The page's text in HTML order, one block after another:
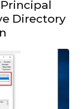
Directory